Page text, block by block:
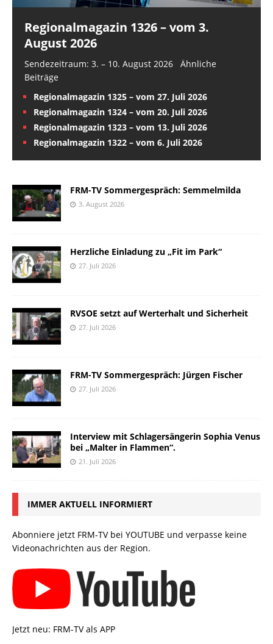
Regionalmagazin 1326 – vom 3.
August 2026
Sendezeitraum: 3. – 10. August 2026 Ähnliche
Beiträge
Regionalmagazin 1325 – vom 27. Juli 2026
Regionalmagazin 1324 – vom 20. Juli 2026
Regionalmagazin 1323 – vom 13. Juli 2026
Regionalmagazin 1322 – vom 6. Juli 2026
FRM-TV Sommergespräch: Semmelmilda
3. August 2026
Herzliche Einladung zu „Fit im Park“
27. Juli 2026
RVSOE setzt auf Werterhalt und Sicherheit
27. Juli 2026
FRM-TV Sommergespräch: Jürgen Fischer
27. Juli 2026
Interview mit Schlagersängerin Sophia Venus
bei „Malter in Flammen“.
21. Juli 2026
IMMER AKTUELL INFORMIERT
Abonniere jetzt FRM-TV bei YOUTUBE und verpasse keine
Videonachrichten aus der Region.
Jetzt neu: FRM-TV als APP